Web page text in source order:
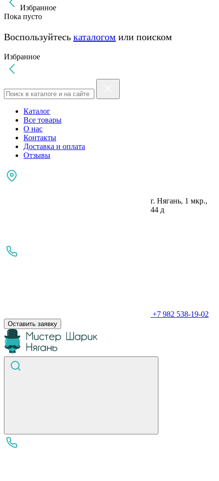
Избранное
Пока пусто
Воспользуйтесь каталогом или поиском
Избранное
Каталог
Все товары
О нас
Контакты
Доставка и оплата
Отзывы
г. Нягань, 1 мкр.,
44 д
+7 982 538-19-02
Оставить заявку